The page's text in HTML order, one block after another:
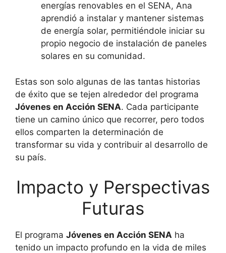
energías renovables en el SENA, Ana
aprendió a instalar y mantener sistemas
de energía solar, permitiéndole iniciar su
propio negocio de instalación de paneles
solares en su comunidad.
Estas son solo algunas de las tantas historias
de éxito que se tejen alrededor del programa
Jóvenes en Acción SENA. Cada participante
tiene un camino único que recorrer, pero todos
ellos comparten la determinación de
transformar su vida y contribuir al desarrollo de
su país.
Impacto y Perspectivas
Futuras
El programa Jóvenes en Acción SENA ha
tenido un impacto profundo en la vida de miles